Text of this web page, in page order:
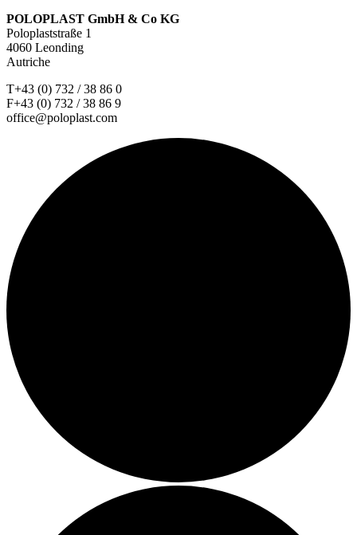
POLOPLAST GmbH & Co KG
Poloplaststraße 1
4060 Leonding
Autriche
T+43 (0) 732 / 38 86 0
F+43 (0) 732 / 38 86 9
office@poloplast.com